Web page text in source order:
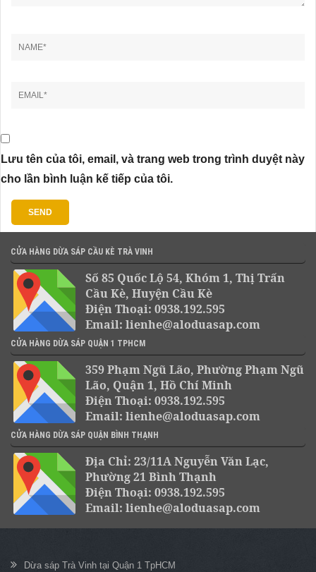
Lưu tên của tôi, email, và trang web trong trình duyệt này
cho lần bình luận kế tiếp của tôi.
CỬA HÀNG DỪA SÁP CẦU KÈ TRÀ VINH
Số 85 Quốc Lộ 54, Khóm 1, Thị Trấn
Cầu Kè, Huyện Cầu Kè
Điện Thoại: 0938.192.595
Email: lienhe@aloduasap.com
CỬA HÀNG DỪA SÁP QUẬN 1 TPHCM
359 Phạm Ngũ Lão, Phường Phạm Ngũ
Lão, Quận 1, Hồ Chí Minh
Điện Thoại: 0938.192.595
Email: lienhe@aloduasap.com
CỬA HÀNG DỪA SÁP QUẬN BÌNH THẠNH
Địa Chỉ: 23/11A Nguyễn Văn Lạc,
Phường 21 Bình Thạnh
Điện Thoại: 0938.192.595
Email: lienhe@aloduasap.com
Dừa sáp Trà Vinh tại Quận 1 TpHCM